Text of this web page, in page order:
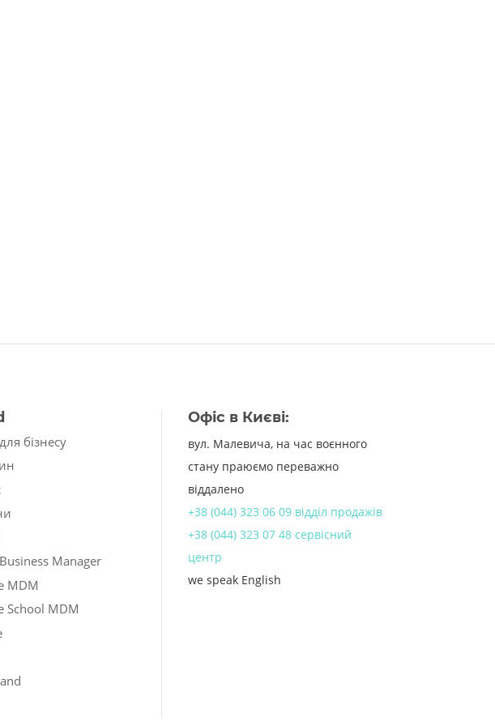
бізнесу
Manager
MDM
School MDM
Офіс в Києві:
вул. Малевича, на час воєнного
стану праюємо переважно
віддалено
+38 (044) 323 06 09 відділ продажів
+38 (044) 323 07 48 сервісний
центр
we speak English